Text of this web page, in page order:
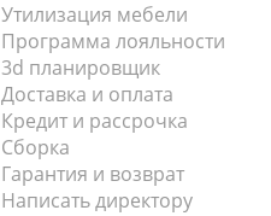
Утилизация мебели
Программа лояльности
3d планировщик
Доставка и оплата
Кредит и рассрочка
Сборка
Гарантия и возврат
Написать директору